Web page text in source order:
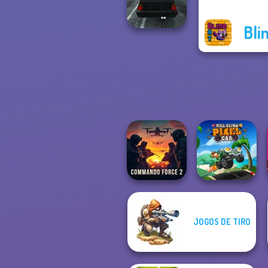
Avenger Guard
Commando
Force 2
Hill Climb Pixel
JOGOS DE TIRO